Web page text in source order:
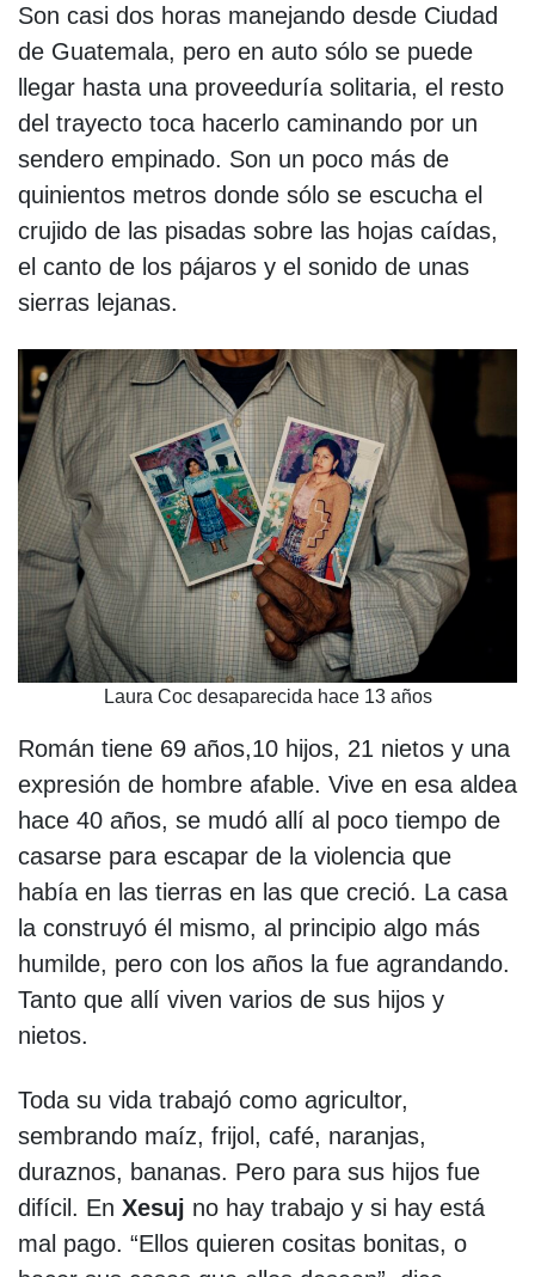
Son casi dos horas manejando desde Ciudad
de Guatemala, pero en auto sólo se puede
llegar hasta una proveeduría solitaria, el resto
del trayecto toca hacerlo caminando por un
sendero empinado. Son un poco más de
quinientos metros donde sólo se escucha el
crujido de las pisadas sobre las hojas caídas,
el canto de los pájaros y el sonido de unas
sierras lejanas.
Laura Coc desaparecida hace 13 años
Román tiene 69 años,10 hijos, 21 nietos y una
expresión de hombre afable. Vive en esa aldea
hace 40 años, se mudó allí al poco tiempo de
casarse para escapar de la violencia que
había en las tierras en las que creció. La casa
la construyó él mismo, al principio algo más
humilde, pero con los años la fue agrandando.
Tanto que allí viven varios de sus hijos y
nietos.
Toda su vida trabajó como agricultor,
sembrando maíz, frijol, café, naranjas,
duraznos, bananas. Pero para sus hijos fue
difícil. En Xesuj no hay trabajo y si hay está
mal pago. “Ellos quieren cositas bonitas, o